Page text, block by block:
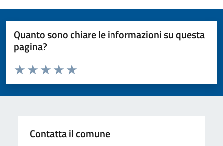
Quanto sono chiare le informazioni su questa
pagina?
Valuta da 1 a 5 stelle la pagina
Valuta 5 stelle su 5
Valuta 4 stelle su 5
Valuta 3 stelle su 5
Valuta 2 stelle su 5
Valuta 1 stelle su 5
Contatta il comune